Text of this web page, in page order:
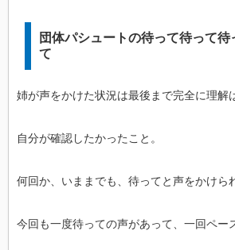
団体パシュートの待って待って
て
姉が声をかけた状況は最後まで完全に理解
自分が確認したかったこと。
何回か、いままでも、待ってと声をかけら
今回も一度待っての声があって、一回ペー